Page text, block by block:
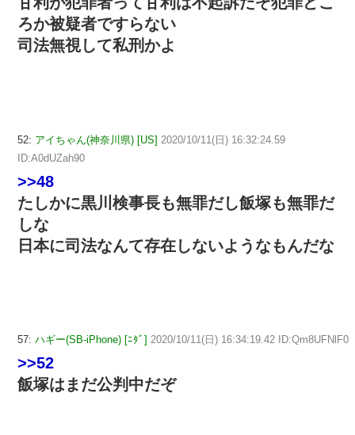
ろか被疑者ですらない
司法無視して私刑かよ
52: アイちゃん(神奈川県) [US] 2020/10/11(日) 16:32:24.59
ID:A0dUZah90
>>48
たしかに黒川検事長も無罪だし飯塚も無罪だ
しな
日本に司法なんて存在しないようなもんだな
57: ハギー(SB-iPhone) [ﾆﾀﾞ] 2020/10/11(日) 16:34:19.42 ID:Qm8UFNlF0
>>52
飯塚はまだ公判中だぞ